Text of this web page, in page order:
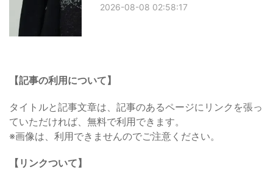
2026-08-08 02:58:17
【記事の利用について】
タイトルと記事文章は、記事のあるページにリンクを張っ
ていただければ、無料で利用できます。
※画像は、利用できませんのでご注意ください。
【リンクついて】